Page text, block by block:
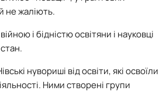
не жаліють.
і бідністю освітяни і науковці
нувориші від освіти, які освоїли
Ними створені групи